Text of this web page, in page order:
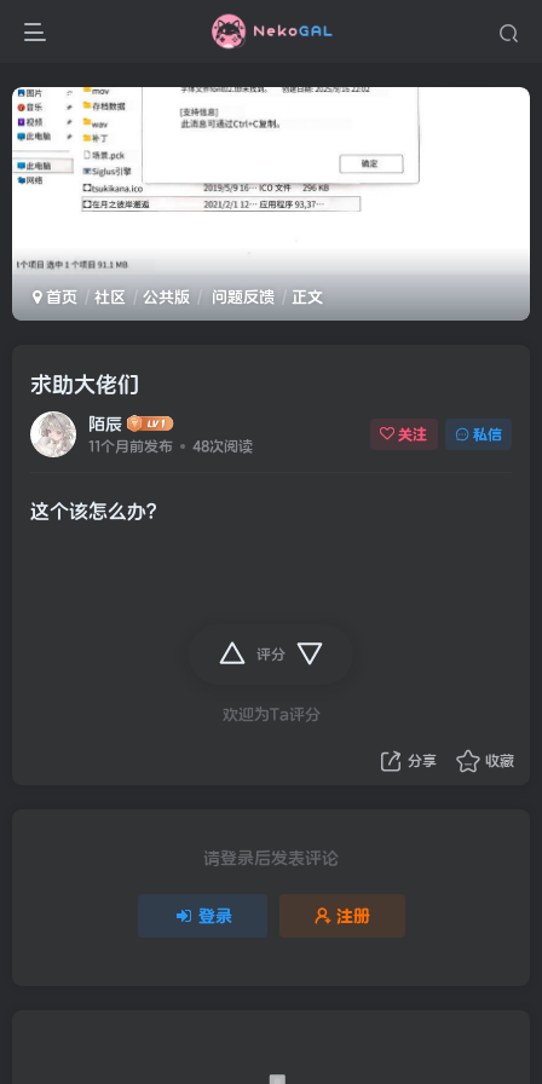
首页 社区 公共版 问题反馈 正文
求助大佬们
陌辰
11个月前发布 48次阅读
关注 私信
这个该怎么办?
评分
欢迎为Ta评分
分享 收藏
请登录后发表评论
登录 注册